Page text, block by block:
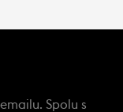
Spolu s